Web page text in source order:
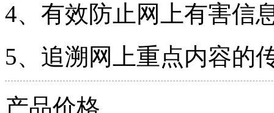
4、有效防止网上有害信
5、追溯网上重点内容的
产品价格